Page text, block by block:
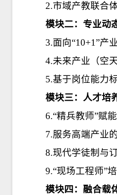
2.市域产教联合
模块二：专业动
3.面向“10+1”产
4.未来产业（空
5.基于岗位能力
模块三：人才培
6.“精兵教师”赋
7.服务高端产业
8.现代学徒制与
9.“现场工程师”
模块四：融合载